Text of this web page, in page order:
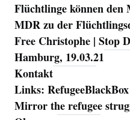
Flüchtlinge können den
MDR zu der
Free Christophe | Stop
Hamburg, 19.03.21
Kontakt
Links:
Mirror the refugee